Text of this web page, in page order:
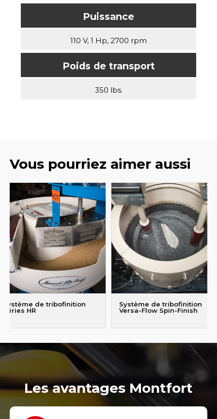
Puissance
110 V, 1 Hp, 2700 rpm
Poids de transport
350 lbs.
Vous pourriez aimer aussi
Système de tribofinition
Séries HR
Système de tribofinition
Versa-Flow Spin-Finish
Les avantages Montfort